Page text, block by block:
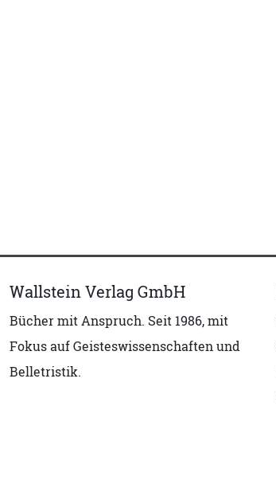
Wallstein Verlag GmbH
Bücher mit Anspruch. Seit 1986, mit
Fokus auf Geisteswissenschaften und
Belletristik.